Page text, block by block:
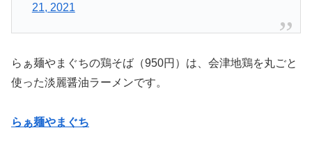
21, 2021
らぁ麺やまぐちの鶏そば（950円）は、会津地鶏を丸ごと
使った淡麗醤油ラーメンです。
らぁ麺やまぐち